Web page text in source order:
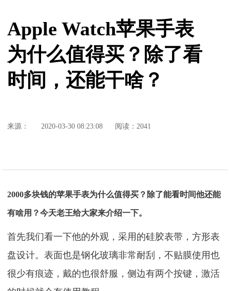
Apple Watch苹果手表
为什么值得买？除了看
时间，还能干啥？
来源： 2020-03-30 08:23:08 阅读：2041
2000多块钱的苹果手表为什么值得买？除了能看时间他还能
有啥用？今天老王给大家来介绍一下。
首先我们看一下他的外观，采用的硅胶表带，方形表
盘设计。表面也是钢化玻璃非常耐刮，不贴膜使用也
很少有痕迹，戴的也很舒服，侧边有两个按键，激活